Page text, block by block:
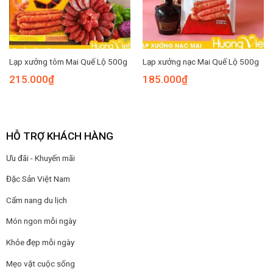
Lạp xưởng tôm Mai Quế Lộ 500g
215.000₫
Lạp xưởng nạc Mai Quế Lộ 500g
185.000₫
HỖ TRỢ KHÁCH HÀNG
Ưu đãi - Khuyến mãi
Đặc Sản Việt Nam
Cẩm nang du lịch
Món ngon mỗi ngày
Khỏe đẹp mỗi ngày
Mẹo vặt cuộc sống